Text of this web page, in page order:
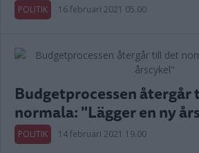
POLITIK 16 februari 2021 05.00
Budgetprocessen
normala: "Lägger en ny
POLITIK 14 februari 2021 19.00